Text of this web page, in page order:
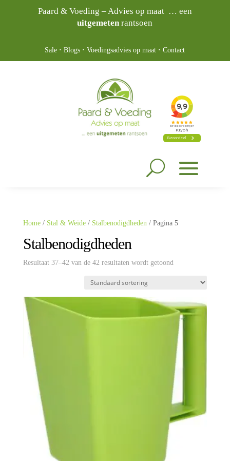
Paard & Voeding – Advies op maat … een
uitgemetenrantsoen
Sale ·Blogs ·Voedingsadvies op maat ·Contact
Home/ Stal & Weide/ Stalbenodigdheden/ Pagina 5
Stalbenodigdheden
Resultaat 37–42 van de 42 resultaten wordt getoond